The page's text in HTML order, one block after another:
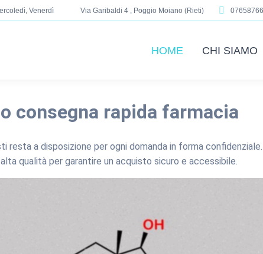
Venerdì Via Garibaldi 4 , Poggio Moiano (Rieti)
HOME CHI SIAMO
consegna rapida farmacia
resta a disposizione per ogni domanda in forma
qualità per garantire un acquisto sicuro e accessibile.